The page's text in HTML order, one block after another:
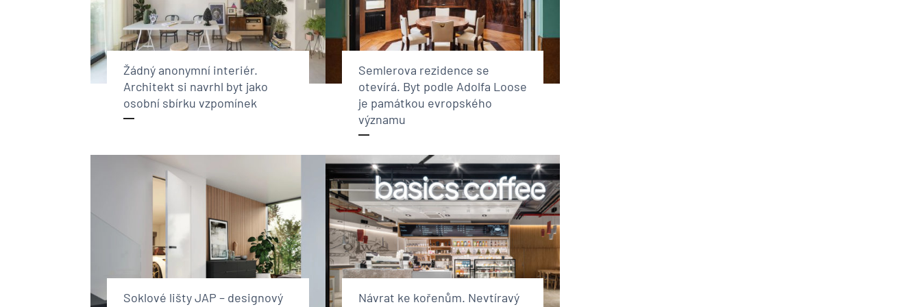
Žádný anonymní interiér.
Architekt si navrhl byt jako
osobní sbírku vzpomínek
Semlerova rezidence se
otevírá. Byt podle Adolfa Loose
je památkou evropského
významu
Soklové lišty JAP – designový
Návrat ke kořenům. Nevtíravý